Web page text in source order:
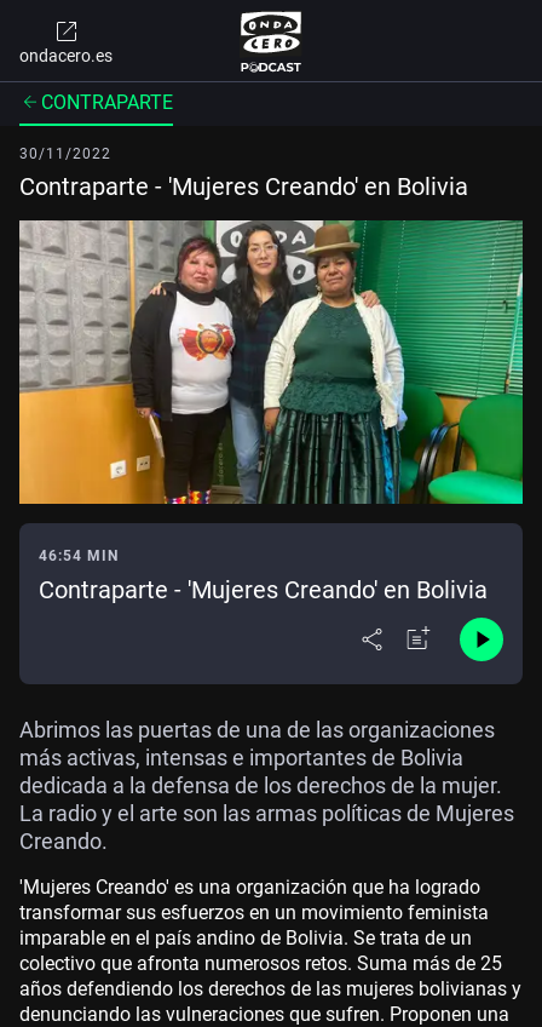
ondacero.es
CONTRAPARTE
30/11/2022
Contraparte - 'Mujeres Creando' en Bolivia
46:54 MIN
Contraparte - 'Mujeres Creando' en Bolivia
Abrimos las puertas de una de las organizaciones
más activas, intensas e importantes de Bolivia
dedicada a la defensa de los derechos de la mujer.
La radio y el arte son las armas políticas de Mujeres
Creando.
'Mujeres Creando' es una organización que ha logrado
transformar sus esfuerzos en un movimiento feminista
imparable en el país andino de Bolivia. Se trata de un
colectivo que afronta numerosos retos. Suma más de 25
años defendiendo los derechos de las mujeres bolivianas y
denunciando las vulneraciones que sufren. Proponen una